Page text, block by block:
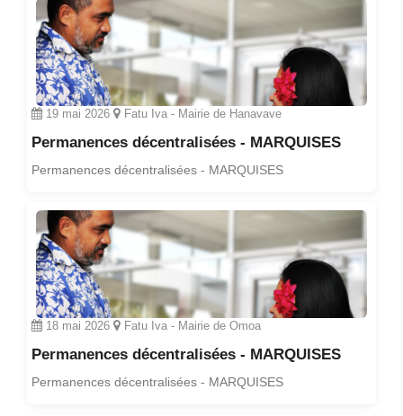
19 mai 2026 Fatu Iva - Mairie de Hanavave
Permanences décentralisées - MARQUISES
Permanences décentralisées - MARQUISES
18 mai 2026 Fatu Iva - Mairie de Omoa
Permanences décentralisées - MARQUISES
Permanences décentralisées - MARQUISES